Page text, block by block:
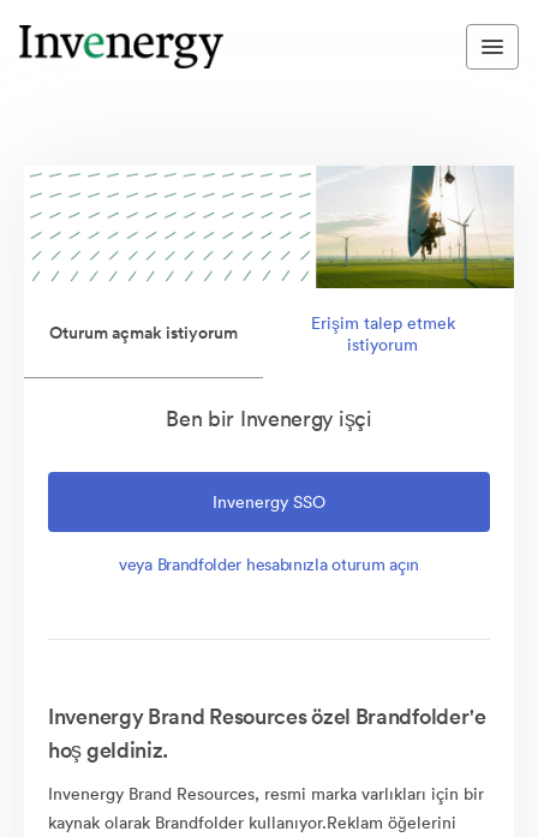
Oturum açmak istiyorum
Erişim talep etmek
istiyorum
Ben bir Invenergy işçi
Invenergy SSO
veya Brandfolder hesabınızla oturum açın
Invenergy Brand Resources özel Brandfolder'e
hoş geldiniz.
Invenergy Brand Resources, resmi marka varlıkları için bir
kaynak olarak Brandfolder kullanıyor.Reklam öğelerini